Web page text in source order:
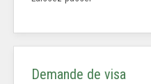
Demande de visa